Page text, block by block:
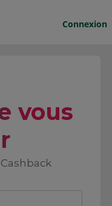
Connexion
vous